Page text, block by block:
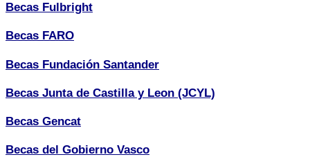
Becas Fulbright
Becas FARO
Becas Fundación Santander
Becas Junta de Castilla y Leon (JCYL)
Becas Gencat
Becas del Gobierno Vasco